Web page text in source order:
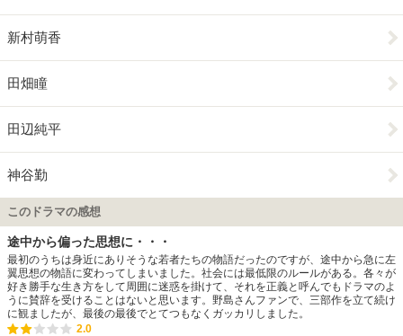
新村萌香
田畑瞳
田辺純平
神谷勤
このドラマの感想
途中から偏った思想に・・・
最初のうちは身近にありそうな若者たちの物語だったのですが、途中から急に左
翼思想の物語に変わってしまいました。社会には最低限のルールがある。各々が
好き勝手な生き方をして周囲に迷惑を掛けて、それを正義と呼んでもドラマのよ
うに賛辞を受けることはないと思います。野島さんファンで、三部作を立て続け
に観ましたが、最後の最後でとてつもなくガッカリしました。
2.0